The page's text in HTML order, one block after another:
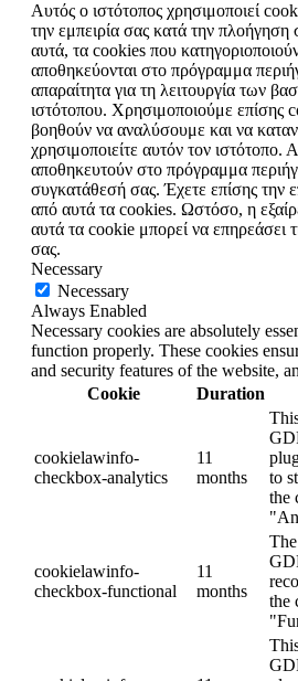
Αυτός ο ιστότοπος χρησιμοποιεί
την εμπειρία σας κατά την
αυτά, τα cookies που
αποθηκεύονται στο πρόγραμμα
απαραίτητα για τη λειτουργία των
ιστότοπου. Χρησιμοποιούμε επίσης
βοηθούν να αναλύσουμε και να
χρησιμοποιείτε αυτόν τον ιστότοπο.
αποθηκευτούν στο πρόγραμμα
συγκατάθεσή σας. Έχετε επίσης την
από αυτά τα cookies. Ωστόσο, η
αυτά τα cookie μπορεί να επηρεάσει
σας.
Necessary
Necessary
Always Enabled
Necessary cookies are absolutely
function properly. These cookies
and security features of the website,
Cookie
Duration
cookielawinfo-
checkbox-analytics
11
months
to
the
cookielawinfo-
checkbox-functional
11
months
the